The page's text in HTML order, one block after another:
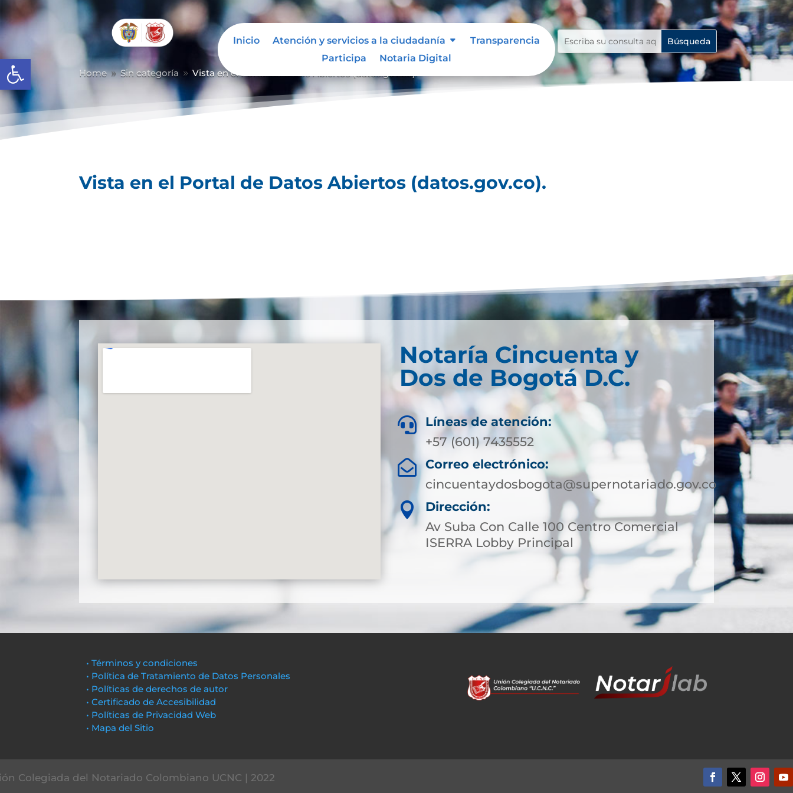
Abrir barra de herramientas
Inicio Atención y servicios a la ciudadanía
Transparencia
Participa
Notaria Digital
Home 9 Sin categoría 9 Vista en el Portal de Datos Abiertos (datos.gov.co).
Vista en el Portal de Datos Abiertos (datos.gov.co).
Notaría Cincuenta y
Dos de Bogotá D.C.

Líneas de atención:
+57 (601) 7435552

Correo electrónico:
cincuentaydosbogota@supernotariado.gov.co

Dirección:
Av Suba Con Calle 100 Centro Comercial
ISERRA Lobby Principal
• Términos y condiciones
• Política de Tratamiento de Datos Personales
• Políticas de derechos de autor
• Certificado de Accesibilidad
• Políticas de Privacidad Web
• Mapa del Sitio
Colegiada del Notariado Colombiano UCNC | 2022